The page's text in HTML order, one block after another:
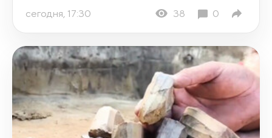
сегодня, 17:30 38 0